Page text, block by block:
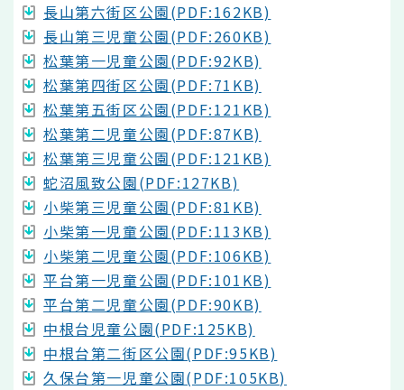
長山第六街区公園(PDF:162KB)
長山第三児童公園(PDF:260KB)
松葉第一児童公園(PDF:92KB)
松葉第四街区公園(PDF:71KB)
松葉第五街区公園(PDF:121KB)
松葉第二児童公園(PDF:87KB)
松葉第三児童公園(PDF:121KB)
蛇沼風致公園(PDF:127KB)
小柴第三児童公園(PDF:81KB)
小柴第一児童公園(PDF:113KB)
小柴第二児童公園(PDF:106KB)
平台第一児童公園(PDF:101KB)
平台第二児童公園(PDF:90KB)
中根台児童公園(PDF:125KB)
中根台第二街区公園(PDF:95KB)
久保台第一児童公園(PDF:105KB)